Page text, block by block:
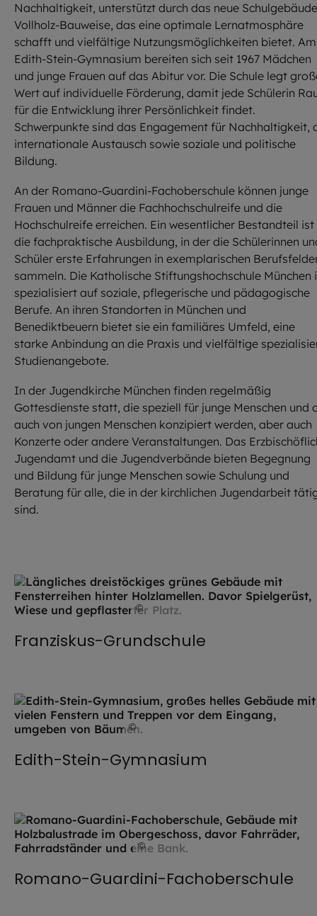
Nachhaltigkeit, unterstützt durch das neue
Vollholz-Bauweise, das eine optimale Lernatmosphäre
schafft und vielfältige Nutzungsmöglichkeiten bietet. Am
Edith-Stein-Gymnasium bereiten sich seit 1967 Mädchen
und junge Frauen auf das Abitur vor. Die Schule legt
Wert auf individuelle Förderung, damit jede Schülerin
für die Entwicklung ihrer Persönlichkeit findet.
Schwerpunkte sind das Engagement für Nachhaltigkeit,
internationale Austausch sowie soziale und politische
Bildung.
An der Romano-Guardini-Fachoberschule können junge
Frauen und Männer die Fachhochschulreife und die
Hochschulreife erreichen. Ein wesentlicher Bestandteil ist
die fachpraktische Ausbildung, in der die Schülerinnen
Schüler erste Erfahrungen in exemplarischen
sammeln. Die Katholische Stiftungshochschule München
spezialisiert auf soziale, pflegerische und pädagogische
Berufe. An ihren Standorten in München und
Benediktbeuern bietet sie ein familiäres Umfeld, eine
starke Anbindung an die Praxis und vielfältige
Studienangebote.
In der Jugendkirche München finden regelmäßig
Gottesdienste statt, die speziell für junge Menschen und
auch von jungen Menschen konzipiert werden, aber auch
Konzerte oder andere Veranstaltungen. Das
Jugendamt und die Jugendverbände bieten Begegnung
und Bildung für junge Menschen sowie Schulung und
Beratung für alle, die in der kirchlichen Jugendarbeit
sind.
© Sebastian Schels/EOM
Franziskus-Grundschule
©
Edith-Stein-Gymnasium
© Sophia Stiftinger / EOM
Romano-Guardini-Fachoberschule